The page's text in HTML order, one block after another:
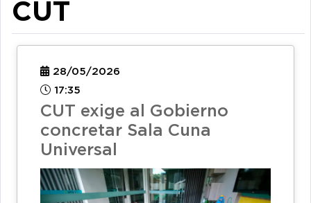
CUT
28/05/2026
17:35
CUT exige al Gobierno
concretar Sala Cuna
Universal